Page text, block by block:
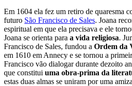
Em 1604 ela fez um retiro de quaresma
futuro São Francisco de Sales. Joana
espiritual em que ela precisava e ele
Joana se orienta para a vida religiosa.
Francisco de Sales, fundou a Ordem da
em 1610 em Annecy e se tornou a
Francisco vão dialogar durante dezoito
que constitui uma obra-prima da
estas duas almas se uniram por uma